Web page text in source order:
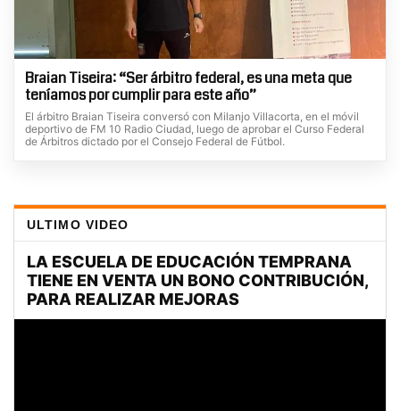
Braian Tiseira: “Ser árbitro federal, es una meta que
teníamos por cumplir para este año”
El árbitro Braian Tiseira conversó con Milanjo Villacorta, en el móvil
deportivo de FM 10 Radio Ciudad, luego de aprobar el Curso Federal
de Árbitros dictado por el Consejo Federal de Fútbol.
ULTIMO VIDEO